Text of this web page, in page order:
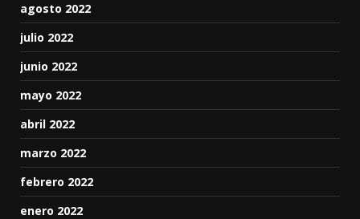
agosto 2022
julio 2022
junio 2022
mayo 2022
abril 2022
marzo 2022
febrero 2022
enero 2022